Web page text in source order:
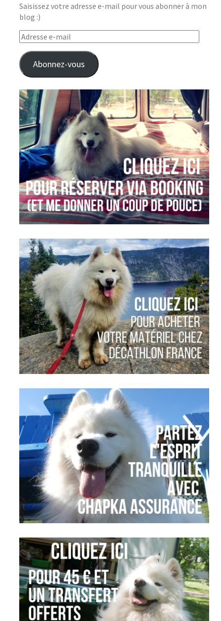
Saisissez votre adresse e-mail pour vous abonner à mon
blog :)
Adresse
e-
mail
Abonnez-vous